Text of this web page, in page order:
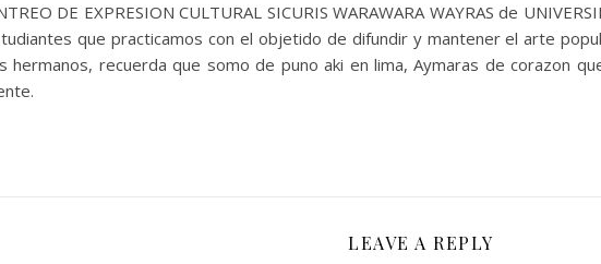
DE EXPRESION CULTURAL SICURIS WARAWARA WAYRAS de
que practicamos con el objetido de difundir y mantener el arte
hermanos, recuerda que somo de puno aki en lima, Aymaras de corazon
LEAVE A REPLY